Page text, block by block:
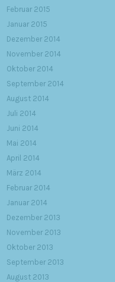
Februar 2015
Januar 2015
Dezember 2014
November 2014
Oktober 2014
September 2014
August 2014
Juli 2014
Juni 2014
Mai 2014
April 2014
März 2014
Februar 2014
Januar 2014
Dezember 2013
November 2013
Oktober 2013
September 2013
August 2013